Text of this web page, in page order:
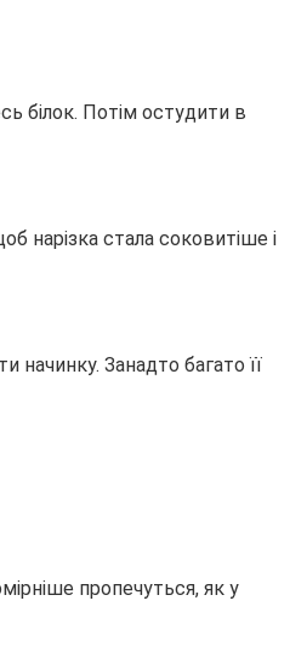
білок. Потім остудити в
нарізка стала соковитіше і
начинку. Занадто багато її
пропечуться, як у